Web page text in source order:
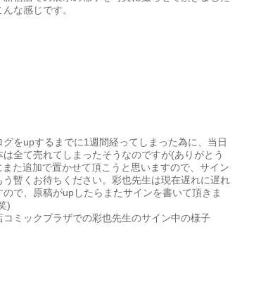
な感じです。
をupするまでに1週間経ってしまった為に、当日
全て売れてしまったそうなのですが(ありがとう
た追加で置かせて頂こうと思いますので、サイン
暫くお待ちください。彩也先生は現在遅れに遅れ
で、原稿がupしたらまたサインを書いて頂きま
)
ミックプラザでの彩也先生のサイン中の様子